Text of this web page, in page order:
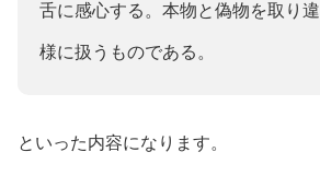
舌に感心する。本物と偽物を取り
様に扱うものである。
といった内容になります。